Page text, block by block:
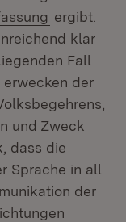
(Öffnet in
ergibt.
klar
Fall
der
und Zweck
dass die
Sprache in all
der